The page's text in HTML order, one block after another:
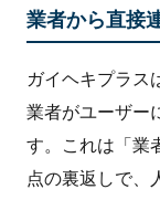
業者から直接
ガイヘキプラス
業者がユーザー
す。これは「業
点の裏返しで、